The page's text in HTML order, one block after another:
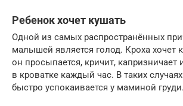
Ребенок хочет кушать
Одной из самых распространённых
малышей является голод. Кроха хочет
он просыпается, кричит, капризничает
в кроватке каждый час. В таких
быстро успокаивается у маминой груди.